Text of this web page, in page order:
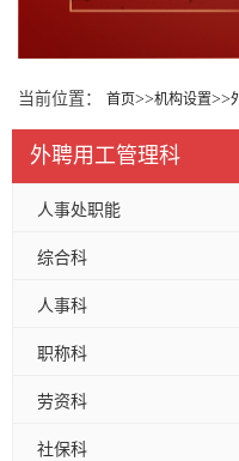
当前位置： 首页>>机构设置>>
外聘用工管理科
人事处职能
综合科
人事科
职称科
劳资科
社保科